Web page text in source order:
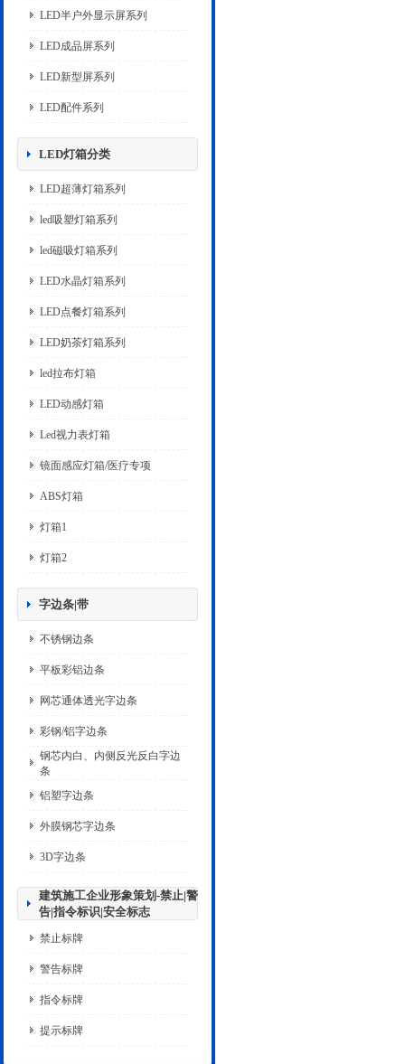
LED半户外显示屏系列
LED成品屏系列
LED新型屏系列
LED配件系列
LED灯箱分类
LED超薄灯箱系列
led吸塑灯箱系列
led磁吸灯箱系列
LED水晶灯箱系列
LED点餐灯箱系列
LED奶茶灯箱系列
led拉布灯箱
LED动感灯箱
Led视力表灯箱
镜面感应灯箱/医疗专项
ABS灯箱
灯箱1
灯箱2
字边条|带
不锈钢边条
平板彩铝边条
网芯通体透光字边条
彩钢/铝字边条
钢芯内白、内侧反光反白字边
条
铝塑字边条
外膜钢芯字边条
3D字边条
建筑施工企业形象策划-禁止|警
告|指令标识|安全标志
禁止标牌
警告标牌
指令标牌
提示标牌